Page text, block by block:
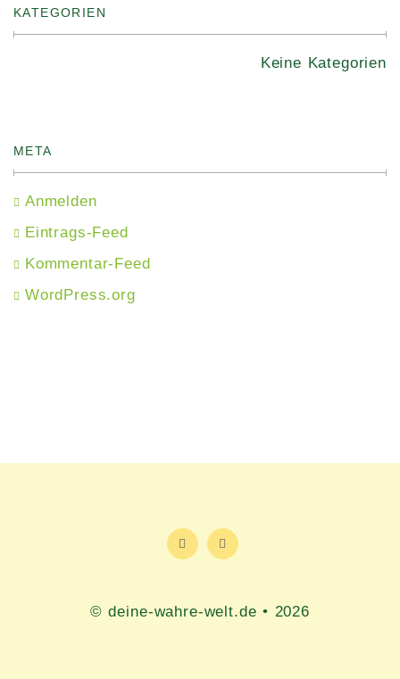
KATEGORIEN
Keine Kategorien
META
Anmelden
Eintrags-Feed
Kommentar-Feed
WordPress.org
© deine-wahre-welt.de • 2026